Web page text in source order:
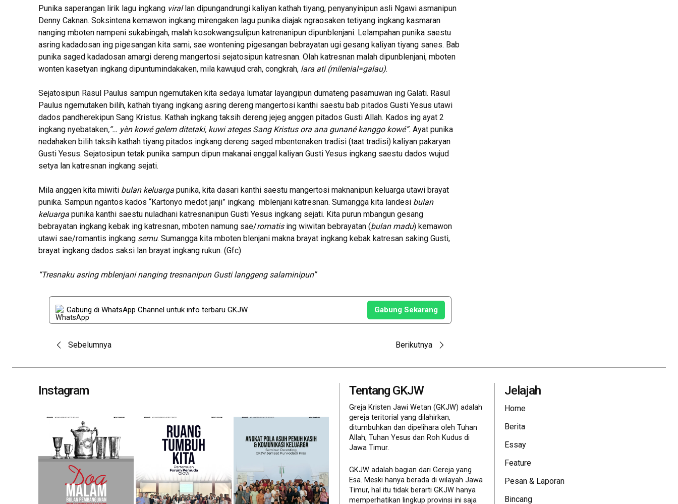
Punika saperangan lirik lagu ingkang virallan dipungandrungi kaliyan kathah tiyang, penyanyinipun asli Ngawi asmanipun
Denny Caknan. Soksintena kemawon ingkang mirengaken lagu punika diajak ngraosaken tetiyang ingkang kasmaran
nanging mboten nampeni sukabingah, malah kosokwangsulipun katrenanipun dipunblenjani. Lelampahan punika saestu
asring kadadosan ing pigesangan kita sami, sae wontening pigesangan bebrayatan ugi gesang kaliyan tiyang sanes. Bab
punika saged kadadosan amargi dereng mangertosi sejatosipun katresnan. Olah katresnan malah dipunblenjani, mboten
wonten kasetyan ingkang dipuntumindakaken, mila kawujud crah, congkrah, lara ati (milenial=galau).
Sejatosipun Rasul Paulus sampun ngemutaken kita sedaya lumatar layangipun dumateng pasamuwan ing Galati. Rasul
Paulus ngemutaken bilih, kathah tiyang ingkang asring dereng mangertosi kanthi saestu bab pitados Gusti Yesus utawi
dados pandherekipun Sang Kristus. Kathah ingkang taksih dereng jejeg anggen pitados Gusti Allah. Kados ing ayat 2
ingkang nyebataken,“… yèn kowé gelem ditetaki, kuwi ateges Sang Kristus ora ana gunané kanggo kowé”. Ayat punika
nedahaken bilih taksih kathah tiyang pitados ingkang dereng saged mbentenaken tradisi (taat tradisi) kaliyan pakaryan
Gusti Yesus. Sejatosipun tetak punika sampun dipun makanai enggal kaliyan Gusti Yesus ingkang saestu dados wujud
setya lan katresnan ingkang sejati.
Mila anggen kita miwiti bulan keluargapunika, kita dasari kanthi saestu mangertosi maknanipun keluarga utawi brayat
punika. Sampun ngantos kados “Kartonyo medot janji” ingkang mblenjani katresnan. Sumangga kita landesi bulan
keluargapunika kanthi saestu nuladhani katresnanipun Gusti Yesus ingkang sejati. Kita purun mbangun gesang
bebrayatan ingkang kebak ing katresnan, mboten namung sae/romatising wiwitan bebrayatan (bulan madu) kemawon
utawi sae/romantis ingkang semu. Sumangga kita mboten blenjani makna brayat ingkang kebak katresan saking Gusti,
brayat ingkang dados saksi lan brayat ingkang rukun. (Gfc)
“Tresnaku asring mblenjani nanging tresnanipun Gusti langgeng salaminipun”
Gabung di WhatsApp Channel untuk info terbaru GKJW Gabung Sekarang
Post
navigation
Sebelumnya Berikutnya
Instagram Tentang GKJW
Greja Kristen Jawi Wetan (GKJW) adalah
gereja teritorial yang dilahirkan,
ditumbuhkan dan dipelihara oleh Tuhan
Allah, Tuhan Yesus dan Roh Kudus di
Jawa Timur.
GKJW adalah bagian dari Gereja yang
Esa. Meski hanya berada di wilayah Jawa
Timur, hal itu tidak berarti GKJW hanya
memperhatikan lingkup provinsi ini saja
Jelajah
Home
Berita
Essay
Feature
Pesan & Laporan
Bincang